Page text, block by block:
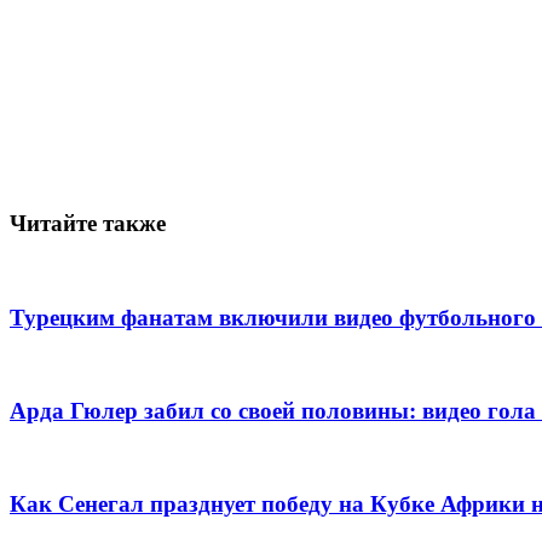
Читайте также
Турецким фанатам включили видео
Арда Гюлер забил со своей половины: видео
Как Сенегал празднует победу на Кубке